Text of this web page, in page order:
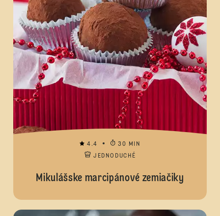
4.4
30 MIN
JEDNODUCHÉ
Mikulášske marcipánové zemiačiky